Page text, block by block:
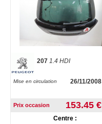
207 1.4 HDI
Mise en circulation 26/11/2008
Prix occasion 153.45 €
Centre :